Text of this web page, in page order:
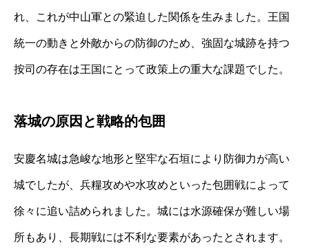
れ、これが中山軍との緊迫した関係を生みました。王国
統一の動きと外敵からの防御のため、強固な城跡を持つ
按司の存在は王国にとって政策上の重大な課題でした。
落城の原因と戦略的包囲
安慶名城は急峻な地形と堅牢な石垣により防御力が高い
城でしたが、兵糧攻めや水攻めといった包囲戦によって
徐々に追い詰められました。城には水源確保が難しい場
所もあり、長期戦には不利な要素があったとされます。